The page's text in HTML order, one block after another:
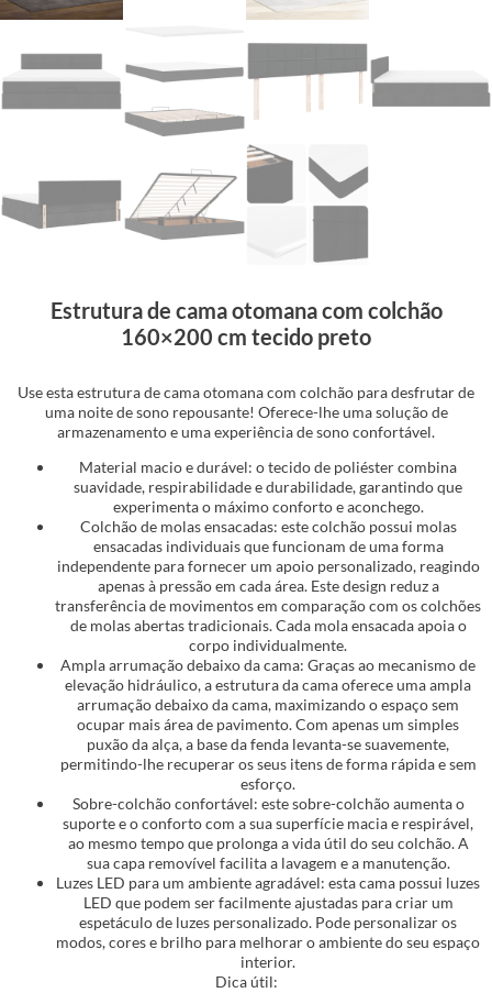
Estrutura de cama otomana com colchão
160×200 cm tecido preto
Use esta estrutura de cama otomana com colchão para desfrutar de
uma noite de sono repousante! Oferece-lhe uma solução de
armazenamento e uma experiência de sono confortável.
Material macio e durável: o tecido de poliéster combina
suavidade, respirabilidade e durabilidade, garantindo que
experimenta o máximo conforto e aconchego.
Colchão de molas ensacadas: este colchão possui molas
ensacadas individuais que funcionam de uma forma
independente para fornecer um apoio personalizado, reagindo
apenas à pressão em cada área. Este design reduz a
transferência de movimentos em comparação com os colchões
de molas abertas tradicionais. Cada mola ensacada apoia o
corpo individualmente.
Ampla arrumação debaixo da cama: Graças ao mecanismo de
elevação hidráulico, a estrutura da cama oferece uma ampla
arrumação debaixo da cama, maximizando o espaço sem
ocupar mais área de pavimento. Com apenas um simples
puxão da alça, a base da fenda levanta-se suavemente,
permitindo-lhe recuperar os seus itens de forma rápida e sem
esforço.
Sobre-colchão confortável: este sobre-colchão aumenta o
suporte e o conforto com a sua superfície macia e respirável,
ao mesmo tempo que prolonga a vida útil do seu colchão. A
sua capa removível facilita a lavagem e a manutenção.
Luzes LED para um ambiente agradável: esta cama possui luzes
LED que podem ser facilmente ajustadas para criar um
espetáculo de luzes personalizado. Pode personalizar os
modos, cores e brilho para melhorar o ambiente do seu espaço
interior.
Dica útil: